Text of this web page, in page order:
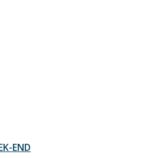
END